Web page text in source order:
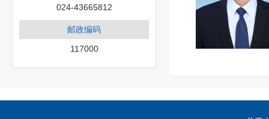
024-43665812
邮政编码
117000